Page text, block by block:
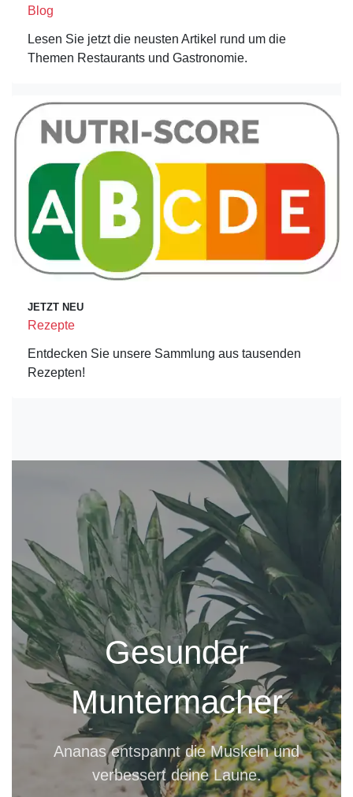
Blog
Lesen Sie jetzt die neusten Artikel rund um die
Themen Restaurants und Gastronomie.
JETZT NEU
Rezepte
Entdecken Sie unsere Sammlung aus tausenden
Rezepten!
Gesunder
Muntermacher
Ananas entspannt die Muskeln und
verbessert deine Laune.